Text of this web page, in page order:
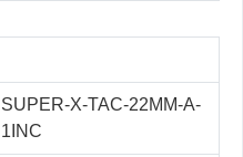
SUPER-X-TAC-22MM-A-
1INC